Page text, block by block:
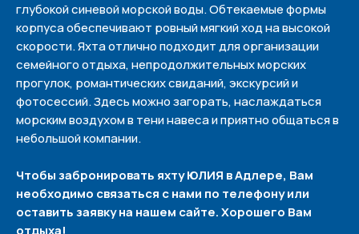
глубокой синевой морской воды. Обтекаемые формы
корпуса обеспечивают ровный мягкий ход на высокой
скорости. Яхта отлично подходит для организации
семейного отдыха, непродолжительных морских
прогулок, романтических свиданий, экскурсий и
фотосессий. Здесь можно загорать, наслаждаться
морским воздухом в тени навеса и приятно общаться в
небольшой компании.
Чтобы забронировать яхту ЮЛИЯ в Адлере, Вам
необходимо связаться с нами по телефону или
оставить заявку на нашем сайте. Хорошего Вам
отдыха!